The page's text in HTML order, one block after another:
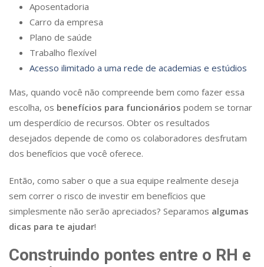
Aposentadoria
Carro da empresa
Plano de saúde
Trabalho flexível
Acesso ilimitado a uma rede de academias e estúdios
Mas, quando você não compreende bem como fazer essa
escolha, os benefícios para funcionários podem se tornar
um desperdício de recursos. Obter os resultados
desejados depende de como os colaboradores desfrutam
dos benefícios que você oferece.
Então, como saber o que a sua equipe realmente deseja
sem correr o risco de investir em benefícios que
simplesmente não serão apreciados? Separamos algumas
dicas para te ajudar!
Construindo pontes entre o RH e